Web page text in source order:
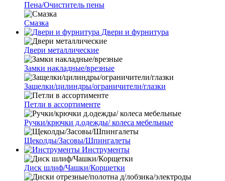
Пена/Очиститель пены
Смазка
Двери и фурнитура
Двери металлические
Замки накладные/врезные
Защелки/цилиндры/ограничители/глазки
Петли в ассортименте
Ручки/крючки д.одежды/ колеса мебельные
Щеколды/Засовы/Шпингалеты
Инструменты
Диск шлиф/Чашки/Корщетки